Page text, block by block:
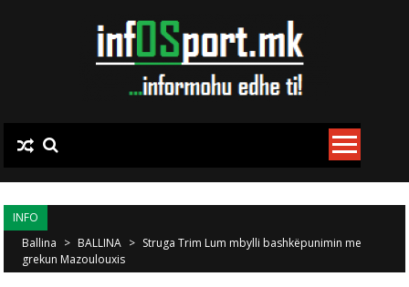
INFO
Ballina > BALLINA > Struga Trim Lum mbylli bashkëpunimin me
grekun Mazoulouxis